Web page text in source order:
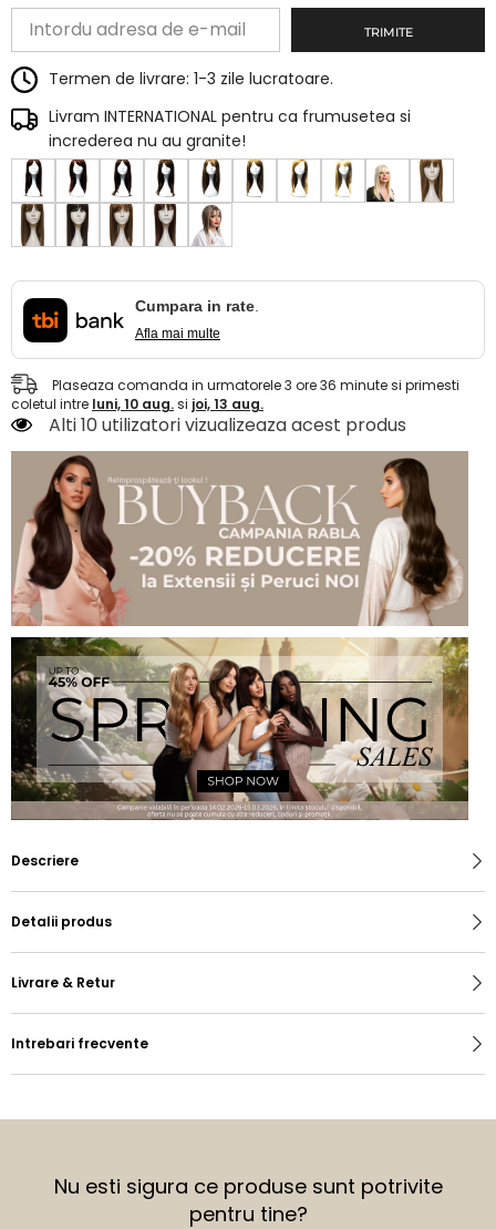
TRIMITE
Termen de livrare: 1-3 zile lucratoare.
Livram INTERNATIONAL pentru ca frumusetea si
increderea nu au granite!
Cumpara in rate.
Afla mai multe
Plaseaza comanda in urmatorele3 ore36 minutesi primesti
coletul intre luni, 10 aug.si joi, 13 aug.
Alti 10 utilizatori vizualizeaza acest produs
Descriere
Detalii produs
Livrare & Retur
Intrebari frecvente
Nu esti sigura ce produse sunt potrivite
pentru tine?